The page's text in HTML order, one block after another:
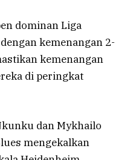
dominan Liga
kemenangan 2-
kemenangan
di peringkat
dan Mykhailo
mengekalkan